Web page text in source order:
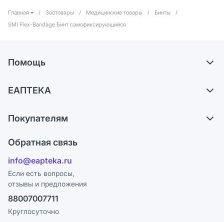
Главная / Зоотовары / Медицинские товары / Бинты
/
SMI Flex-Bandage Бинт самофиксирующийся
Помощь
Самовывоз из аптек
Ответы на вопросы
Блог
ЕАПТЕКА
Карьера
Поставщики
Лицензия
Реклама на сайте
Ваши товары на ЕАПТЕКЕ
Покупателям
Программа СберСпасибо
Политика конфиденциальности
Пользовательское соглашение
Политика рекомендаций
Обратная связь
info@eapteka.ru
Если есть вопросы,
отзывы и предложения
88007007711
Круглосуточно